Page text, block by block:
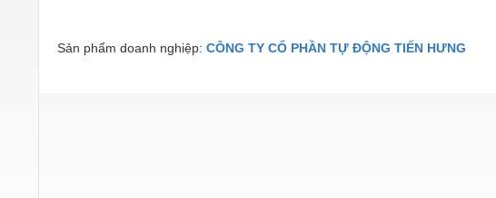
Sản phẩm doanh nghiệp: CÔNG TY CỔ PHẦN TỰ ĐỘNG TIẾN HƯNG